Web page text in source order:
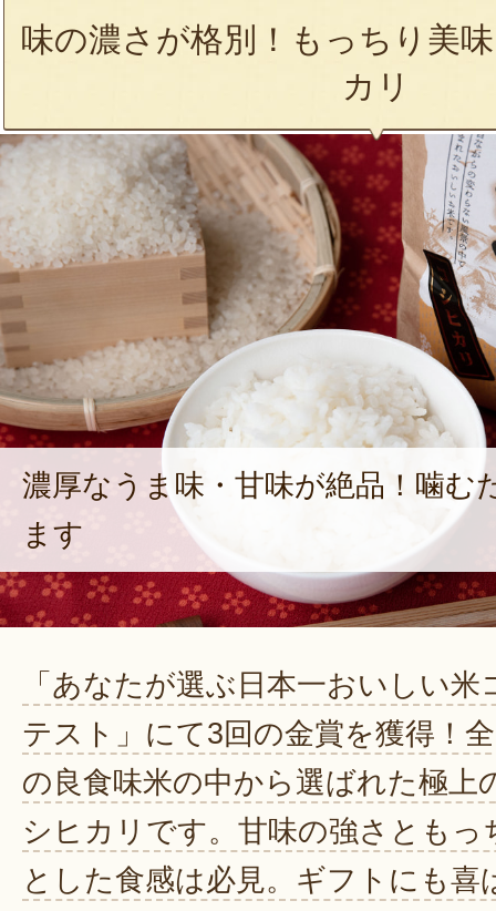
味の濃さが格別！もっちり美
カリ
濃厚なうま味・甘味が絶品！噛む
ます
「あなたが選ぶ日本一おいしい米
テスト」にて3回の金賞を獲得！
の良食味米の中から選ばれた極上
シヒカリです。甘味の強さともっ
とした食感は必見。ギフトにも喜